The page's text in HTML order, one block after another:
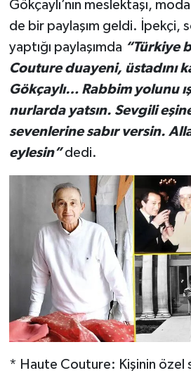
Gökçaylı’nın meslektaşı,
de bir paylaşım geldi. İpekçi,
yaptığı paylaşımda “Türkiye
Couture duayeni, üstadını
Gökçaylı… Rabbim yolunu
nurlarda yatsın. Sevgili
sevenlerine sabır versin.
eylesin”dedi.
* Haute Couture: Kişinin özel